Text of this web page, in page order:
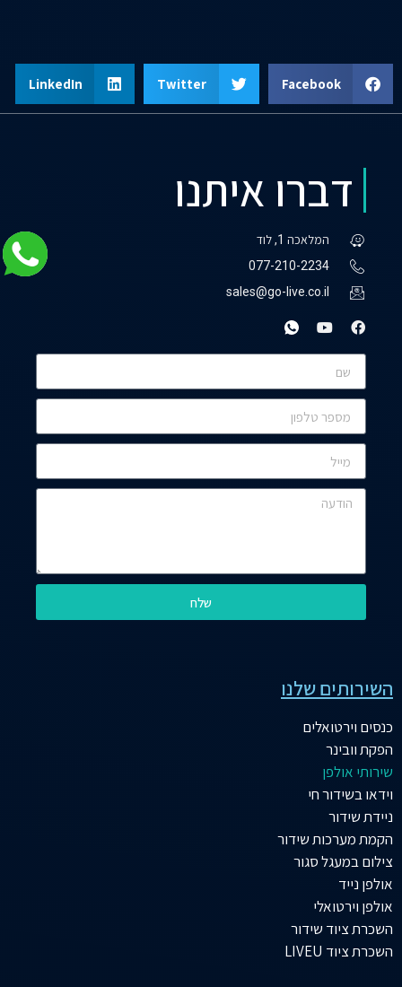
Facebook
Twitter
LinkedIn
דברו איתנו
המלאכה 1, לוד
077-210-2234
sales@go-live.co.il
שלח
השירותים שלנו
כנסים וירטואלים
הפקת וובינר
שירותי אולפן
וידאו בשידור חי
ניידת שידור
הקמת מערכות שידור
צילום במעגל סגור
אולפן נייד
אולפן וירטואלי
השכרת ציוד שידור
השכרת ציוד LIVEU